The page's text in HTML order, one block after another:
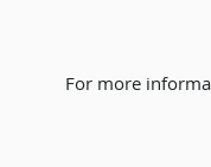
For more